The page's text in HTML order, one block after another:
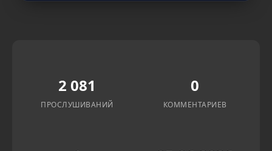
2 081
ПРОСЛУШИВАНИЙ
0
КОММЕНТАРИЕВ